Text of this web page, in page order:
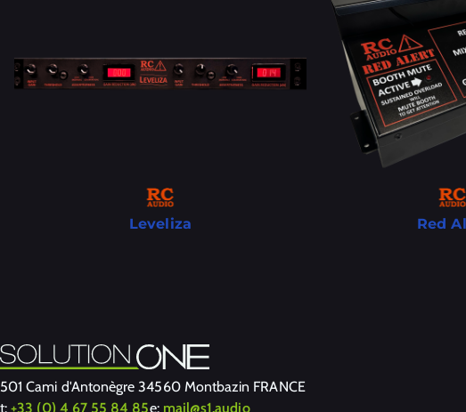
Leveliza Red
501 Cami d'Antonègre 34560 Montbazin FRANCE
t:+33 (0) 4 67 55 84 85e: mail@s1.audio